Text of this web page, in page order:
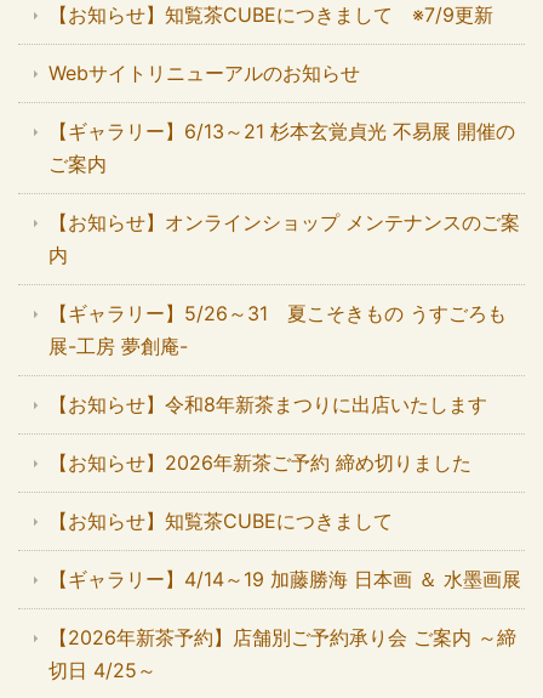
【お知らせ】知覧茶CUBEにつきまして ※7/9更新
Webサイトリニューアルのお知らせ
【ギャラリー】6/13～21 杉本玄覚貞光 不易展 開催の
ご案内
【お知らせ】オンラインショップ メンテナンスのご案
内
【ギャラリー】5/26～31 夏こそきもの うすごろも
展-工房 夢創庵-
【お知らせ】令和8年新茶まつりに出店いたします
【お知らせ】2026年新茶ご予約 締め切りました
【お知らせ】知覧茶CUBEにつきまして
【ギャラリー】4/14～19 加藤勝海 日本画 ＆ 水墨画展
【2026年新茶予約】店舗別ご予約承り会 ご案内 ～締
切日 4/25～